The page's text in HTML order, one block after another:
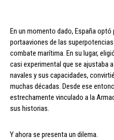
En un momento dado, España
portaaviones de las
combate marítima. En su lugar,
casi experimental que se ajustaba
navales y sus capacidades,
muchas décadas. Desde ese
estrechamente vinculado a la
sus historias.
Y ahora se presenta un dilema.